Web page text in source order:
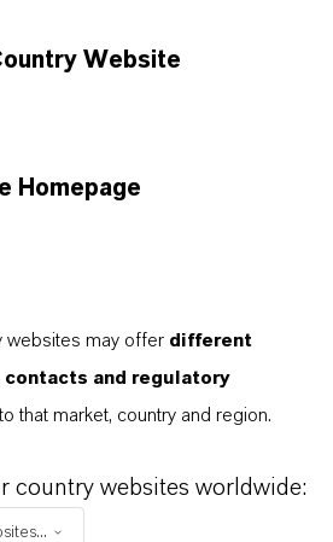
Website
Homepage
websites may offer different
and regulatory
that market, country and region.
country websites worldwide: